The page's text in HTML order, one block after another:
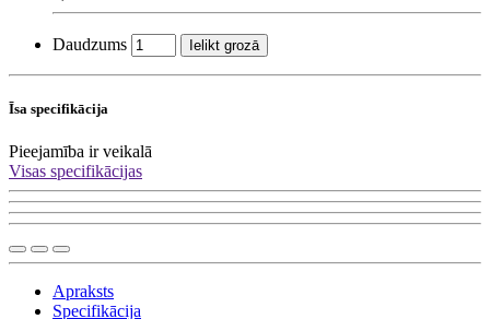
Daudzums Ielikt grozā
Īsa specifikācija
Pieejamība ir veikalā
Visas specifikācijas
Apraksts
Specifikācija